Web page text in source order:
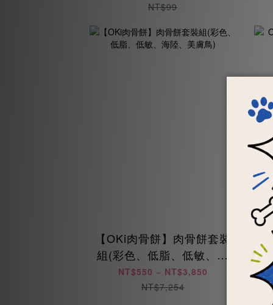
NT$99
【OKi肉骨餅】肉骨餅套裝
組(彩色、低脂、低敏、海
陸、美膚鳥)
NT$550 ~ NT$3,850
NT$7,254